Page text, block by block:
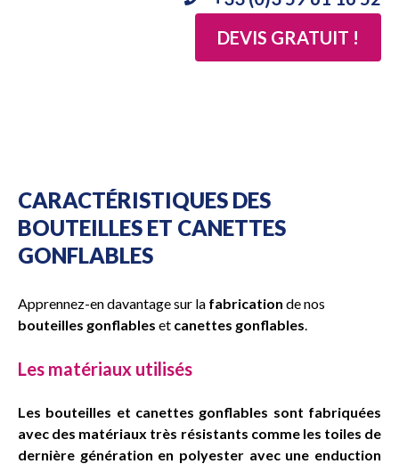
DEVIS GRATUIT !
CARACTÉRISTIQUES DES
BOUTEILLES ET CANETTES
GONFLABLES
Apprennez-en davantage sur la fabrication de nos
bouteilles gonflables et canettes gonflables
Les matériaux utilisés
Les bouteilles et canettes gonflables sont fabriquées
avec des matériaux très résistants comme les toiles de
dernière génération en polyester avec une enduction